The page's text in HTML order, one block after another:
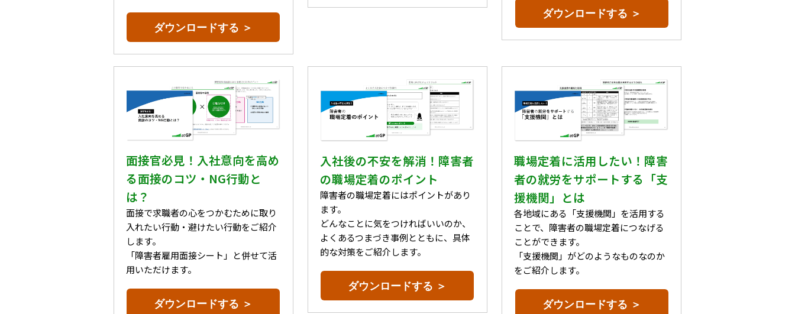
ダウンロードする ＞
ダウンロードする ＞
面接官必見！入社意向を高め
る面接のコツ・NG行動と
は？
面接で求職者の心をつかむために取り
入れたい行動・避けたい行動をご紹介
します。
「障害者雇用面接シート」と併せて活
用いただけます。
ダウンロードする ＞
入社後の不安を解消！障害者
の職場定着のポイント
障害者の職場定着にはポイントがあり
ます。
どんなことに気をつければいいのか、
よくあるつまづき事例とともに、具体
的な対策をご紹介します。
ダウンロードする ＞
職場定着に活用したい！障害
者の就労をサポートする「支
援機関」とは
各地域にある「支援機関」を活用する
ことで、障害者の職場定着につなげる
ことができます。
「支援機関」がどのようなものなのか
をご紹介します。
ダウンロードする ＞